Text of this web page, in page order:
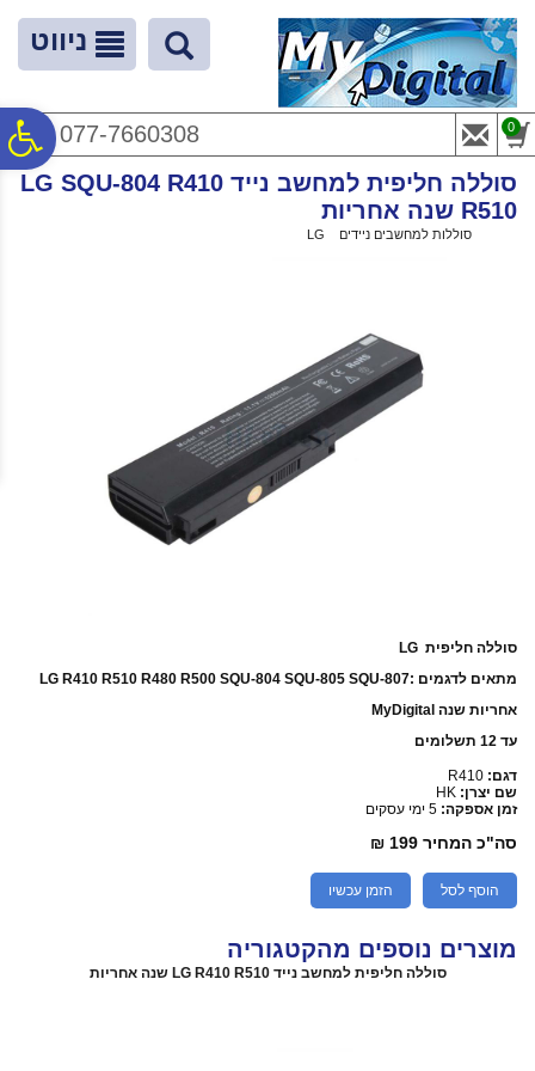
נגישות
המרכזי
ניווט
077-7660308 0
סוללה חליפית למחשב נייד LG SQU-804 R410
R510 שנה אחריות
סוללות למחשבים ניידים LG
סוללה חליפית LG
מתאים לדגמים :LG R410 R510 R480 R500 SQU-804 SQU-805 SQU-807
אחריות שנה MyDigital
עד 12 תשלומים
דגם: R410
שם יצרן: HK
זמן אספקה: 5 ימי עסקים
סה"כ המחיר 199 ₪
הוסף לסל הזמן עכשיו
מוצרים נוספים מהקטגוריה
סוללה חליפית למחשב נייד LG R410 R510 שנה אחריות